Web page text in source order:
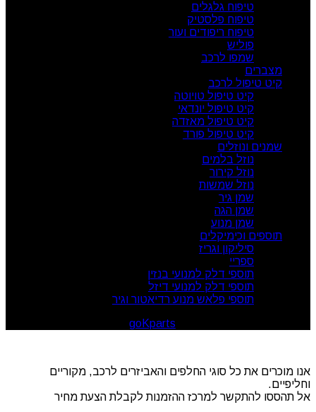
טיפוח גלגלים
טיפוח פלסטיק
טיפוח ריפודים ועור
פוליש
שמפו לרכב
מצברים
קיט טיפול לרכב
קיט טיפול טויוטה
קיט טיפול יונדאי
קיט טיפול מאזדה
קיט טיפול פורד
שמנים ונוזלים
נוזל בלמים
נוזל קירור
נוזל שמשות
שמן גיר
שמן הגה
שמן מנוע
תוספים וכימיקלים
סיליקון וגריז
ספריי
תוספי דלק למנועי בנזין
תוספי דלק למנועי דיזל
תוספי פלאש מנוע רדיאטור וגיר
goKparts
אנו מוכרים את כל סוגי החלפים והאביזרים לרכב, מקוריים
וחליפיים.
אל תהססו להתקשר למרכז ההזמנות לקבלת הצעת מחיר